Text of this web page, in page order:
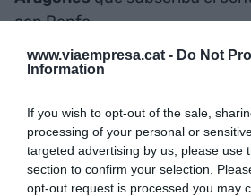
www.viaempresa.cat - Do Not
Information
If you wish to opt-out of the sale,
processing of your personal or
targeted advertising by us, please use
section to confirm your selection.
opt-out request is processed you may
con Renfe.
Renfe espera incrementar los
mejora de la red a través de la
convoyes y obras cómo la de la